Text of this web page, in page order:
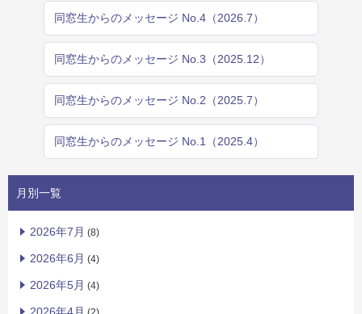
同窓生からのメッセージ No.4（2026.7）
同窓生からのメッセージ No.3（2025.12）
同窓生からのメッセージ No.2（2025.7）
同窓生からのメッセージ No.1（2025.4）
月別一覧
2026年7月 (8)
2026年6月 (4)
2026年5月 (4)